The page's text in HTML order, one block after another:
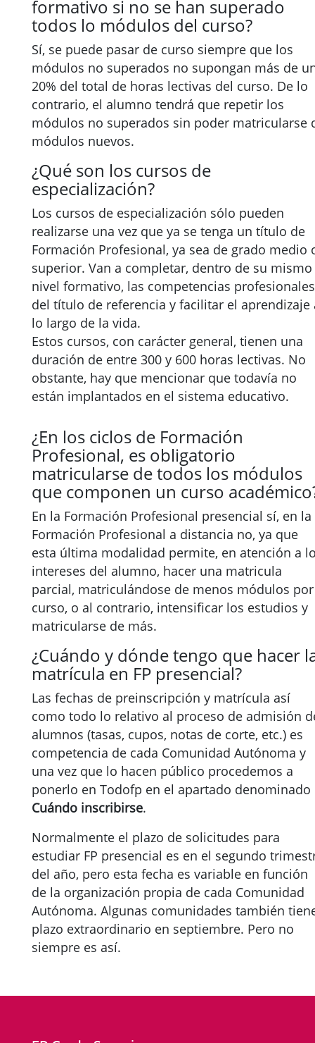
formativo si no se han superado
todos lo módulos del curso?
Sí, se puede pasar de curso siempre que los
módulos no superados no supongan más de
20% del total de horas lectivas del curso. De lo
contrario, el alumno tendrá que repetir los
módulos no superados sin poder matricularse
módulos nuevos.
¿Qué son los cursos de
especialización?
Los cursos de especialización sólo pueden
realizarse una vez que ya se tenga un título de
Formación Profesional, ya sea de grado medio
superior. Van a completar, dentro de su mismo
nivel formativo, las competencias profesionales
del título de referencia y facilitar el aprendizaje
lo largo de la vida.
Estos cursos, con carácter general, tienen una
duración de entre 300 y 600 horas lectivas. No
obstante, hay que mencionar que todavía no
están implantados en el sistema educativo.
¿En los ciclos de Formación
Profesional, es obligatorio
matricularse de todos los módulos
que componen un curso
En la Formación Profesional presencial sí, en la
Formación Profesional a distancia no, ya que
esta última modalidad permite, en atención a
intereses del alumno, hacer una matricula
parcial, matriculándose de menos módulos por
curso, o al contrario, intensificar los estudios y
matricularse de más.
¿Cuándo y dónde tengo que hacer
matrícula en FP presencial?
Las fechas de preinscripción y matrícula así
como todo lo relativo al proceso de admisión
alumnos (tasas, cupos, notas de corte, etc.) es
competencia de cada Comunidad Autónoma y
una vez que lo hacen público procedemos a
ponerlo en Todofp en el apartado denominado
Cuándo inscribirse.
Normalmente el plazo de solicitudes para
estudiar FP presencial es en el segundo
del año, pero esta fecha es variable en función
de la organización propia de cada Comunidad
Autónoma. Algunas comunidades también
plazo extraordinario en septiembre. Pero no
siempre es así.